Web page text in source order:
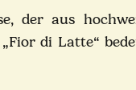
der aus
di Latte“